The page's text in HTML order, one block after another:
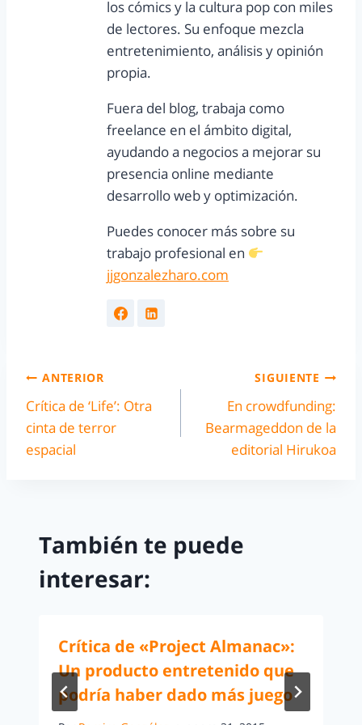
los cómics y la cultura pop con miles
de lectores. Su enfoque mezcla
entretenimiento, análisis y opinión
propia.
Fuera del blog, trabaja como
freelance en el ámbito digital,
ayudando a negocios a mejorar su
presencia online mediante
desarrollo web y optimización.
Puedes conocer más sobre su
trabajo profesional en
jjgonzalezharo.com
ANTERIOR
Crítica de ‘Life’: Otra
cinta de terror
espacial
SIGUIENTE
En crowdfunding:
Bearmageddon de la
editorial Hirukoa
También te puede
interesar:
Crítica de «Project Almanac»:
Un producto entretenido que
podría haber dado más juego